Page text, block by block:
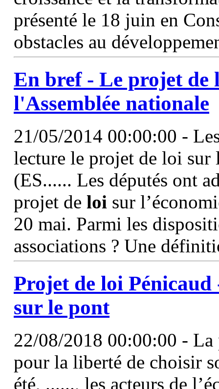
présenté le 18 juin en
obstacles au
En bref - Le projet de
l'Assemblée nationale
21/05/2014 00:00:00 -
lecture le projet de loi sur
(ES...... Les députés ont
projet de loi sur
20 mai. Parmi les
associations ? Une
Projet de loi
sur le pont
22/08/2018 00:00:00 -
pour la liberté de choisir
été, ......, les acteurs de